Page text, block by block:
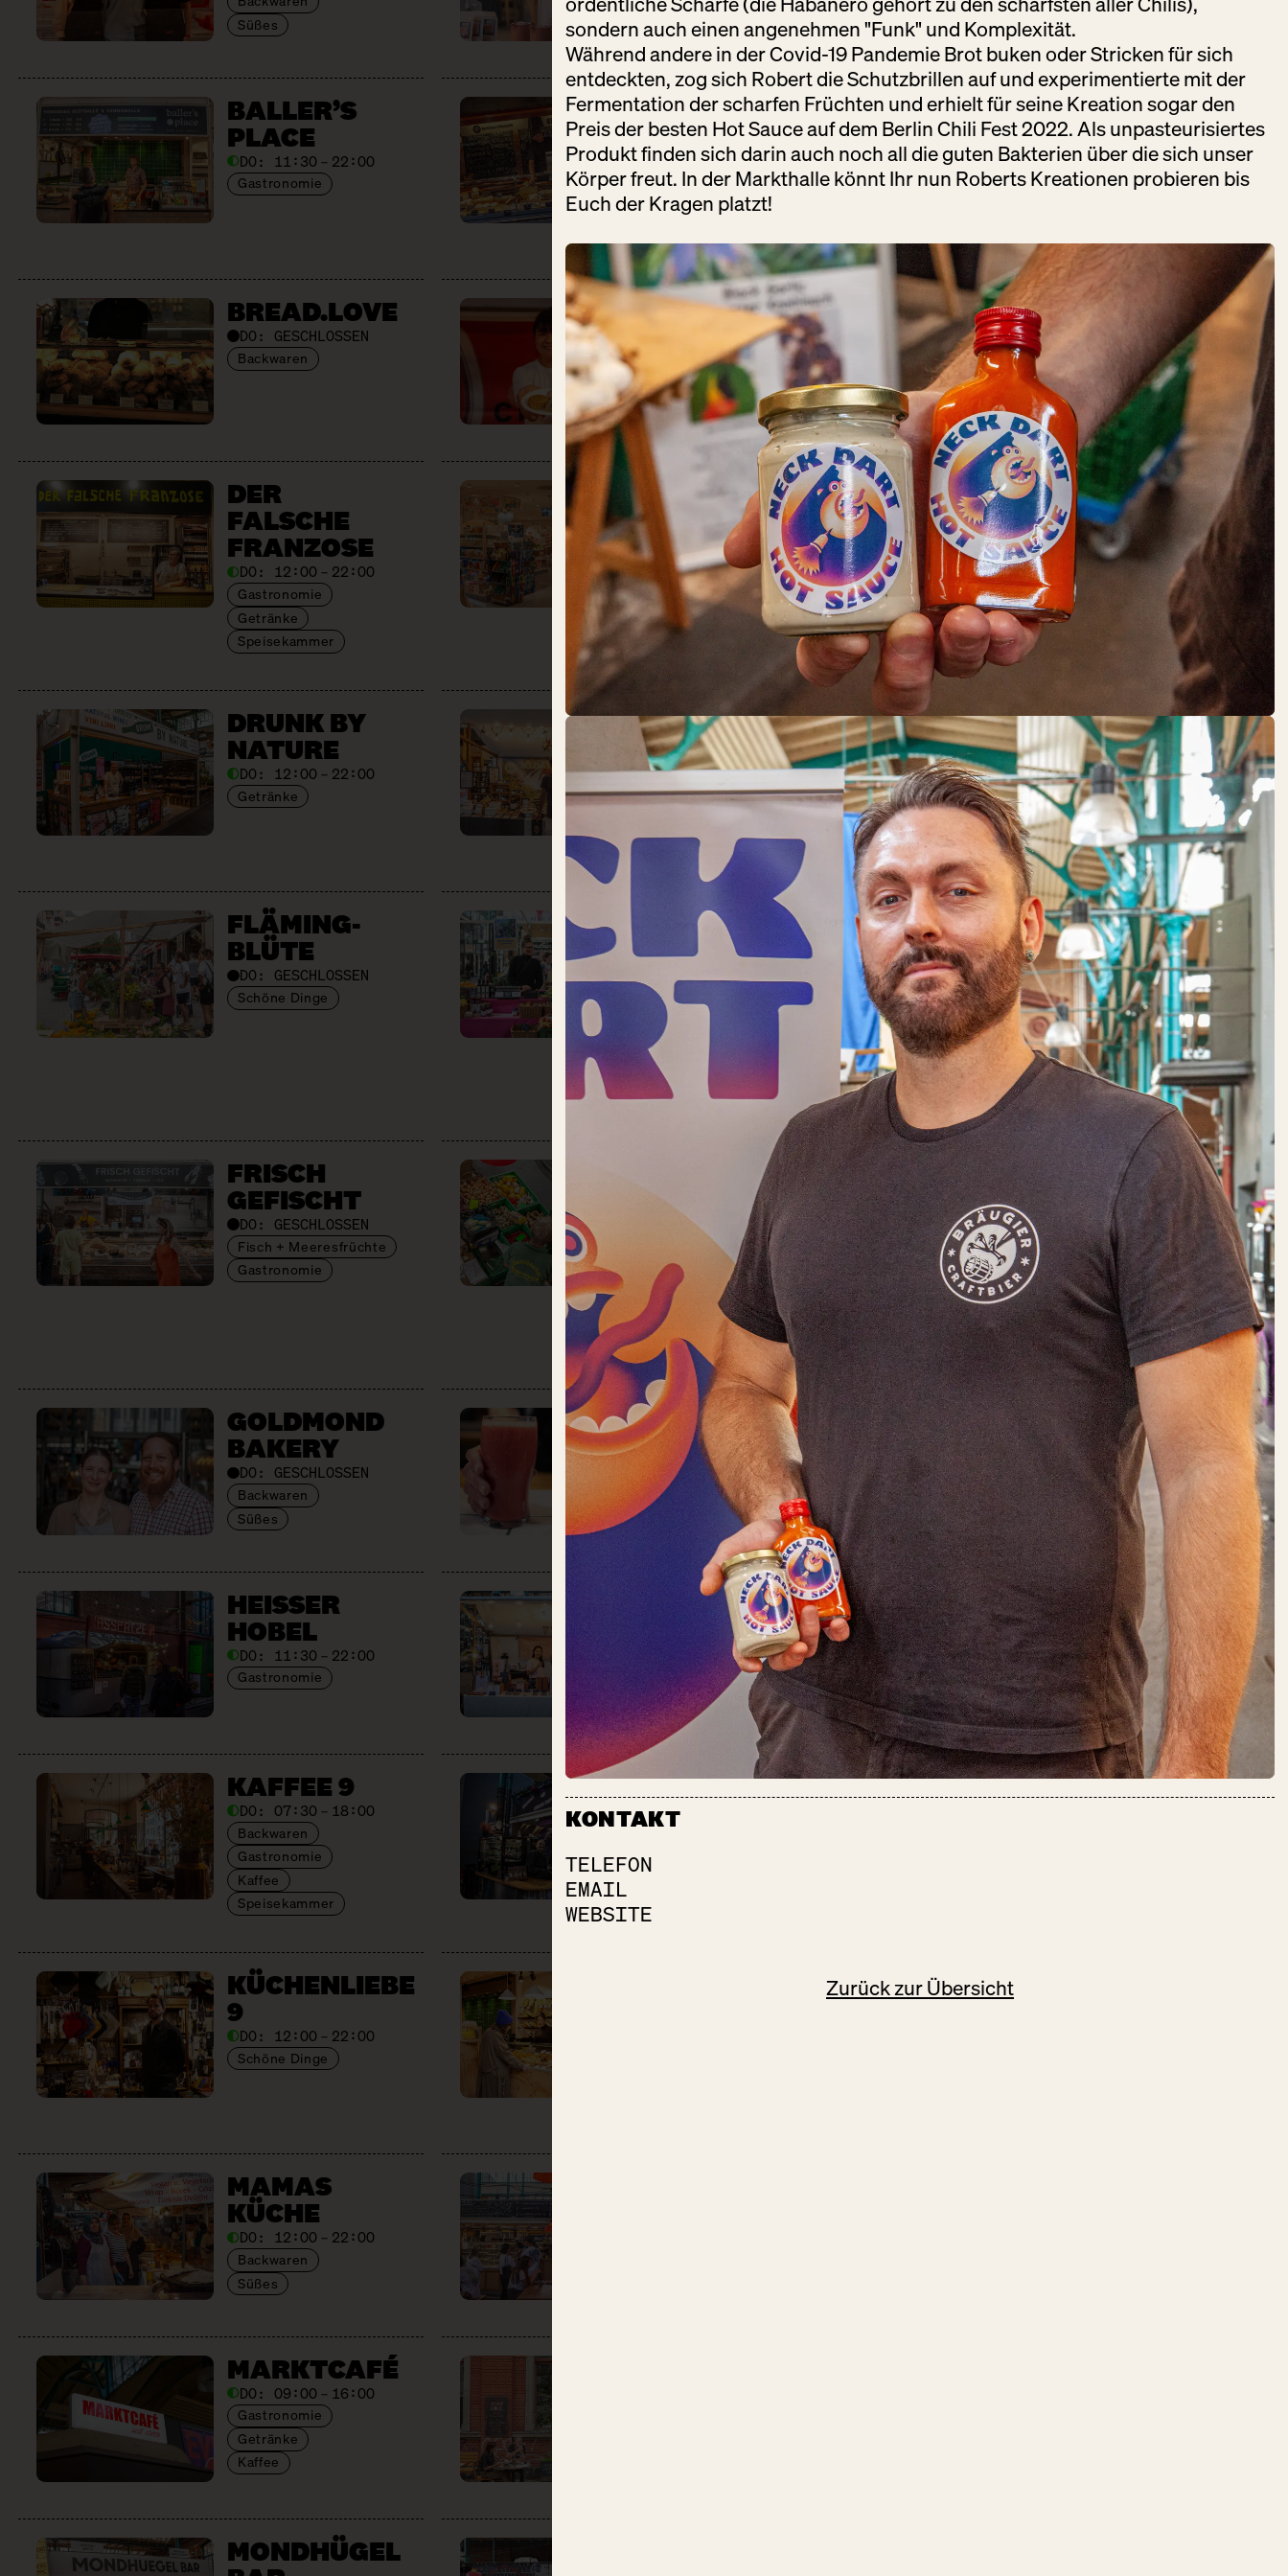
sondern auch einen angenehmen "Funk" und Komplexität.
Während andere in der Covid-19 Pandemie Brot buken oder Stricken für sich
entdeckten, zog sich Robert die Schutzbrillen auf und experimentierte mit der
Fermentation der scharfen Früchten und erhielt für seine Kreation sogar den
Preis der besten Hot Sauce auf dem Berlin Chili Fest 2022. Als unpasteurisiertes
Produkt finden sich darin auch noch all die guten Bakterien über die sich unser
Körper freut. In der Markthalle könnt Ihr nun Roberts Kreationen probieren bis
Euch der Kragen platzt!
KONTAKT
TELEFON
EMAIL
WEBSITE
Zurück zur Übersicht
Süßes
BALLER’S
PLACE
DO: 11:30 – 22:00
Gastronomie
BERT & BONI
CHEESERIE
DO: 12:00 – 22:00
Käse + Milch
BIG STUFF
SMOKED BBQ
DO:12:00 – 22:00
Fleisch + Wurstwaren
BREAD.LOVE
DO: GESCHLOSSEN
Backwaren
CHAO SHE
12:00 – 22:00
Backwaren
Gastronomie
Süßes
DER
BLUMEN­
STAND
GESCHLOSSEN
Schöne Dinge
DER
FALSCHE
FRANZOSE
DO: 12:00 – 22:00
Gastronomie
Getränke
Speisekammer
DM
DO: 09:00 – 20:00
Schöne Dinge
Speisekammer
DOMBERGER
BROT-WERK
DO:12:00 – 22:00
Backwaren
DRUNK BY
NATURE
DO: 12:00 – 22:00
Getränke
FAIR &
GESUND
DO: GESCHLOSSEN
Obst + Gemüse
Süßes
FLEISCHEREI
RALF
FRINDT
DO: GESCHLOSSEN
Fleisch + Wurstwaren
FLÄMING­
BLÜTE
DO: GESCHLOSSEN
Schöne Dinge
FOOD
TOGETHER
Backwaren
Eier
Käse + Milch
Obst + Gemüse
Speisekammer
FRAMED
SOUL
DO: GESCHLOSSEN
Schöne Dinge
FRISCH
GEFISCHT
DO: GESCHLOSSEN
Fisch + Meeresfrüchte
Gastronomie
GEMÜSEHOF
BARONICK
DO: GESCHLOSSEN
Obst + Gemüse
GOLDHAHN
& SAMPSON
DO:12:00 – 18:00
Fisch + Meeresfrüchte
Getränke
Schöne Dinge
Speisekammer
Süßes
GOLDMOND
BAKERY
DO: GESCHLOSSEN
Backwaren
Süßes
GRÜN & GUT
DO: 12:00 – 22:00
Getränke
Obst + Gemüse
HEIDEN­
PETERS
DO:12:00 – 22:00
Getränke
HEISSER
HOBEL
DO: 11:30 – 22:00
Gastronomie
HĒ TEA
GESCHLOSSEN
Getränke
IMKEREI
BIEN
DO: GESCHLOSSEN
Speisekammer
Süßes
KAFFEE 9
DO: 07:30 – 18:00
Backwaren
Gastronomie
Kaffee
Speisekammer
KUCHEN VON
GAIA
KUMPEL &
KÜCHENLIEBE
9
DO: 12:00 – 22:00
Schöne Dinge
MAMAS
KÜCHE
DO: 12:00 – 22:00
Backwaren
Süßes
MARKTCAFÉ
DO: 09:00 – 16:00
Gastronomie
Getränke
Kaffee
MONDHÜGEL